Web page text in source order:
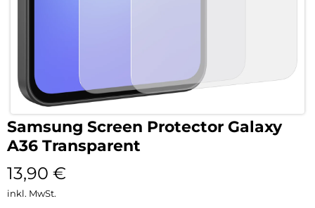
Samsung Screen Protector Galaxy
A36 Transparent
13,90 €
inkl. MwSt.